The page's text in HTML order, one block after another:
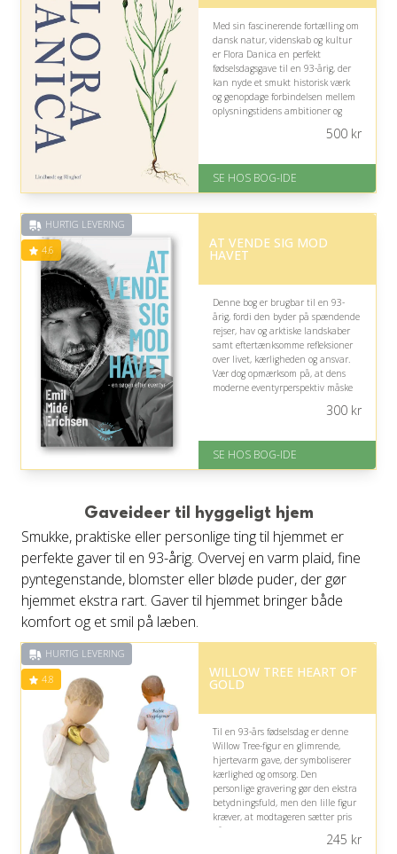
Med sin fascinerende fortælling om
dansk natur, videnskab og kultur
er Flora Danica en perfekt
fødselsdagsgave til en 93-årig, der
kan nyde et smukt historisk værk
og genopdage forbindelsen mellem
oplysningstidens ambitioner og
forventet leveringstid
Fremragende Trustpilot rating
500kr
SE HOS BOG-IDE
HURTIG LEVERING
4.6 AT VENDE SIG MOD
HAVET
Denne bog er brugbar til en 93-
årig, fordi den byder på spændende
rejser, hav og arktiske landskaber
samt eftertænksomme refleksioner
over livet, kærligheden og ansvar.
Vær dog opmærksom på, at dens
moderne eventyrperspektiv måske
På lager
Levering: 1-3 hverdage -
Fremragende Trustpilot rating
på 4.6 ud af 5
300kr
SE HOS BOG-IDE
Gaveideer til hyggeligt hjem
Smukke, praktiske eller personlige ting til hjemmet er
perfekte gaver til en 93-årig. Overvej en varm plaid, fine
pyntegenstande, blomster eller bløde puder, der gør
hjemmet ekstra rart. Gaver til hjemmet bringer både
komfort og et smil på læben.
HURTIG LEVERING
4.8 WILLOW TREE HEART OF
GOLD
Til en 93-års fødselsdag er denne
Willow Tree-figur en glimrende,
hjertevarm gave, der symboliserer
kærlighed og omsorg. Den
personlige gravering gør den ekstra
betydningsfuld, men den lille figur
kræver, at modtageren sætter pris
på dekorative minder frem for245 kr